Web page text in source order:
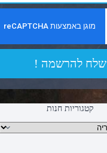
שלח להרשמה !
קטגוריות חנות
קטגוריות מוצרים